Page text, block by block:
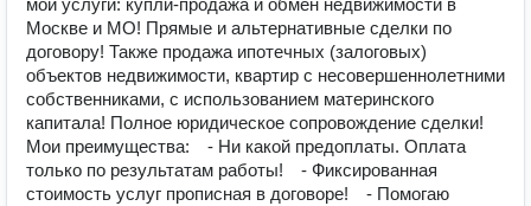
мои услуги: купли-продажа и обмен недвижимости в
Москве и МО! Прямые и альтернативные сделки по
договору! Также продажа ипотечных (залоговых)
объектов недвижимости, квартир с несовершеннолетними
собственниками, с использованием материнского
капитала! Полное юридическое сопровождение сделки!
Мои преимущества: ⠀- Ни какой предоплаты. Оплата
только по результатам работы! ⠀- Фиксированная
стоимость услуг прописная в договоре! ⠀- Помогаю